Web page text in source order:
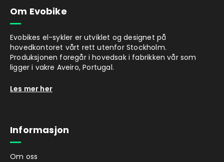
Om Evobike
Evobikes el-sykler er utviklet og designet på
hovedkontoret vårt rett utenfor Stockholm.
Produksjonen foregår i hovedsak i fabrikken vår som
ligger i vakre Aveiro, Portugal.
Les mer her
Informasjon
Om oss